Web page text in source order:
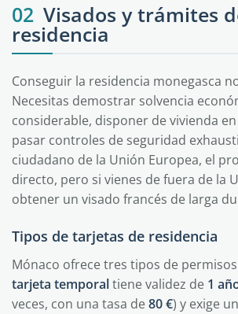
02 Visados y trámites
residencia
Conseguir la residencia monegasca
Necesitas demostrar solvencia
considerable, disponer de vivienda
pasar controles de seguridad
ciudadano de la Unión Europea, el
directo, pero si vienes de fuera de la
obtener un visado francés de larga
Tipos de tarjetas de residencia
Mónaco ofrece tres tipos de
tarjeta temporaltiene validez de 1
veces, con una tasa de80 €) y exige